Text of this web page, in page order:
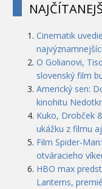
Cinematik
O Golianovi,
slovenský film
Americký sen:
kinohitu
Kuko, Drobček
ukážku z filmu
Film Spider-
otváracieho
HBO max
Lanterns,